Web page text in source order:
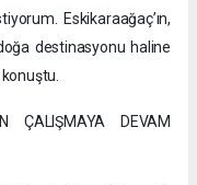
Eskikaraağaç’ın,
destinasyonu haline
ÇALIŞMAYA DEVAM